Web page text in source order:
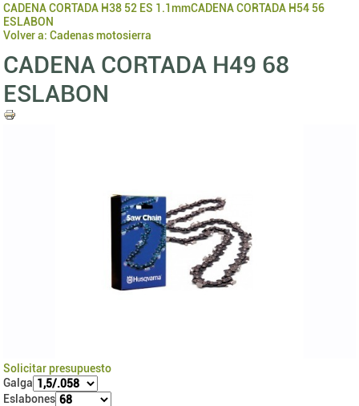
CADENA CORTADA H38 52 ES 1.1mmCADENA CORTADA H54 56
ESLABON
Volver a: Cadenas motosierra
CADENA CORTADA H49 68
ESLABON
Solicitar presupuesto
Galga
Eslabones